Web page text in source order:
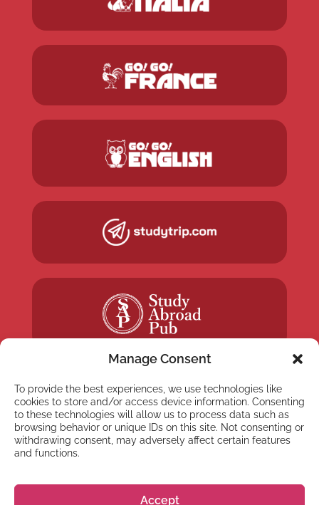
Manage Consent
To provide the best experiences, we use technologies like
cookies to store and/or access device information. Consenting
to these technologies will allow us to process data such as
browsing behavior or unique IDs on this site. Not consenting or
withdrawing consent, may adversely affect certain features
and functions.
Accept
NEWSLETTER
Subscribe to our newsletter